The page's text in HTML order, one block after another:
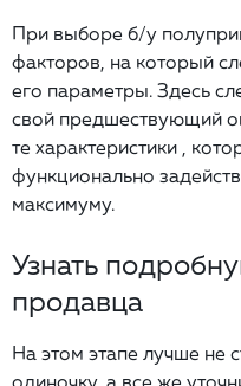
При выборе б/у
факторов, на который
его параметры. Здесь
свой предшествующий
те характеристики ,
функционально
максимуму.
Узнать
продавца
На этом этапе лучше не
одиночку, а все же